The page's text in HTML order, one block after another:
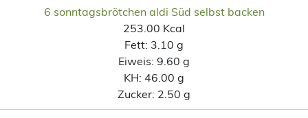
6 sonntagsbrötchen aldi Süd selbst backen
253.00 Kcal
Fett: 3.10 g
Eiweis: 9.60 g
KH: 46.00 g
Zucker: 2.50 g